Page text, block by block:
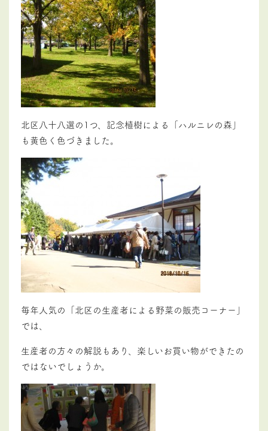
北区八十八選の1つ、記念植樹による「ハルニレの森」
も黄色く色づきました。
毎年人気の「北区の生産者による野菜の販売コーナー」
では、
生産者の方々の解説もあり、楽しいお買い物ができたの
ではないでしょうか。